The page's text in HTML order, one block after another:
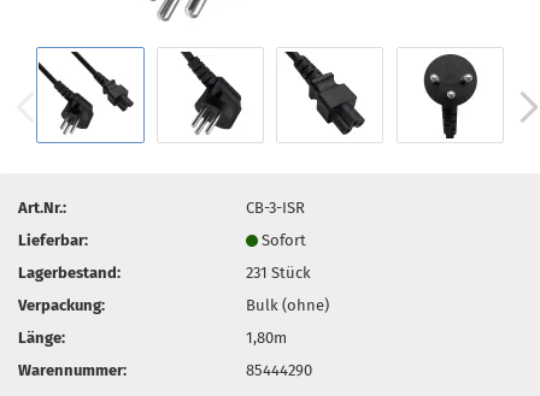
Art.Nr.:
CB-3-ISR
Lieferbar:
Sofort
Lagerbestand:
231Stück
Verpackung:
Bulk (ohne)
Länge:
1,80m
Warennummer:
85444290